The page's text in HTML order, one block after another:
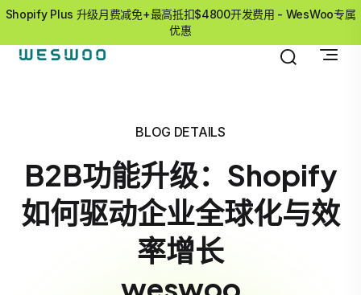
Shopify Plus 升级月费减免+最高抵扣$4800开发费用 - WesWoo专属
优惠
BLOG DETAILS
B2B功能升级：Shopify
如何驱动企业全球化与效
率增长